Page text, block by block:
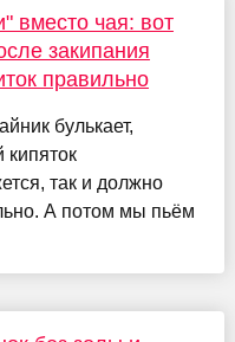
вместо чая: вот
закипания
правильно
булькает,
кипяток
так и должно
А потом мы пьём